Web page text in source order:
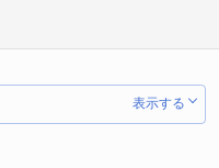
表示する